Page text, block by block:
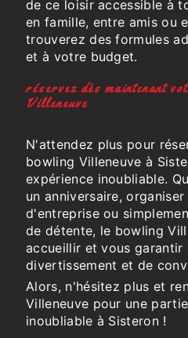
de ce loisir accessible à
en famille, entre amis ou
trouverez des formules
et à votre budget.
réservez dès maintenant
Villeneuve
N'attendez plus pour
bowling Villeneuve à
expérience inoubliable.
un anniversaire,
d'entreprise ou
de détente, le bowling
accueillir et vous garantir
divertissement et de
Alors, n'hésitez plus et
Villeneuve pour une
inoubliable à Sisteron !